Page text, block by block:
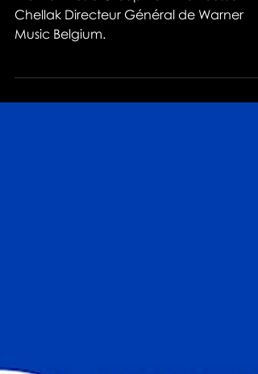
Warner Music Group nomme Youssef
Chellak Directeur Général de Warner